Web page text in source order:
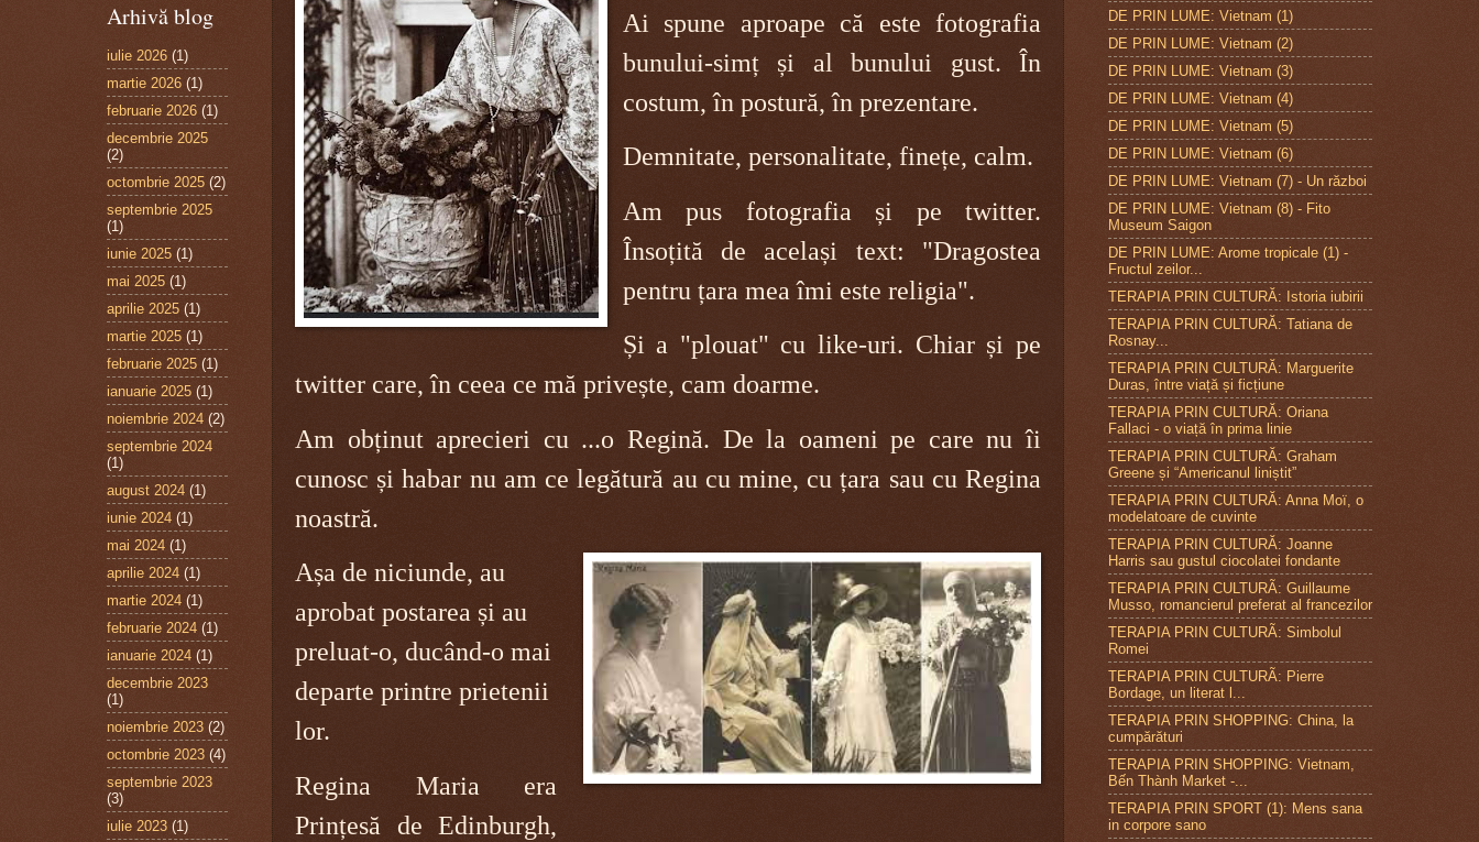
Ai spune aproape că este fotografia
bunului-simț și al bunului gust. În
costum, în postură, în prezentare.
Demnitate, personalitate, finețe, calm.
Am pus fotografia și pe twitter.
Însoțită de același text: "Dragostea
pentru țara mea îmi este religia".
Și a "plouat" cu like-uri. Chiar și pe
twitter care, în ceea ce mă privește, cam doarme.
Am obținut aprecieri cu ...o Regină. De la oameni pe care nu îi
cunosc și habar nu am ce legătură au cu mine, cu țara sau cu Regina
noastră.
Așa de niciunde, au
aprobat postarea și au
preluat-o, ducând-o mai
departe printre prietenii
lor.
Regina Maria era
Prințesă de Edinburgh,
Arhivă blog
iulie 2026 (1)
martie 2026 (1)
februarie 2026 (1)
decembrie 2025
(2)
octombrie 2025 (2)
septembrie 2025
(1)
iunie 2025 (1)
mai 2025 (1)
aprilie 2025 (1)
martie 2025 (1)
februarie 2025 (1)
ianuarie 2025 (1)
noiembrie 2024 (2)
septembrie 2024
(1)
august 2024 (1)
iunie 2024 (1)
mai 2024 (1)
aprilie 2024 (1)
martie 2024 (1)
februarie 2024 (1)
ianuarie 2024 (1)
decembrie 2023
(1)
noiembrie 2023 (2)
octombrie 2023 (4)
septembrie 2023
(3)
iulie 2023 (1)
DE PRIN LUME: Vietnam (1)
DE PRIN LUME: Vietnam (2)
DE PRIN LUME: Vietnam (3)
DE PRIN LUME: Vietnam (4)
DE PRIN LUME: Vietnam (5)
DE PRIN LUME: Vietnam (6)
DE PRIN LUME: Vietnam (7) - Un război
DE PRIN LUME: Vietnam (8) - Fito
Museum Saigon
DE PRIN LUME: Arome tropicale (1) -
Fructul zeilor...
TERAPIA PRIN CULTURĂ: Istoria iubirii
TERAPIA PRIN CULTURĂ: Tatiana de
Rosnay...
TERAPIA PRIN CULTURĂ: Marguerite
Duras, între viață și ficțiune
TERAPIA PRIN CULTURĂ: Oriana
Fallaci - o viață în prima linie
TERAPIA PRIN CULTURĂ: Graham
Greene și “Americanul liniștit”
TERAPIA PRIN CULTURĂ: Anna Moï, o
modelatoare de cuvinte
TERAPIA PRIN CULTURĂ: Joanne
Harris sau gustul ciocolatei fondante
TERAPIA PRIN CULTURÃ: Guillaume
Musso, romancierul preferat al francezilor
TERAPIA PRIN CULTURÃ: Simbolul
Romei
TERAPIA PRIN CULTURÃ: Pierre
Bordage, un literat l...
TERAPIA PRIN SHOPPING: China, la
cumpărături
TERAPIA PRIN SHOPPING: Vietnam,
Bến Thành Market -...
TERAPIA PRIN SPORT (1): Mens sana
in corpore sano